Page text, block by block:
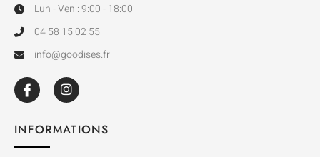
Lun - Ven : 9:00 - 18:00
04 58 15 02 55
info@goodises.fr
INFORMATIONS